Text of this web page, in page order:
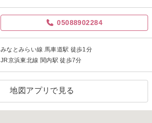
05088902284
みなとみらい線 馬車道駅 徒歩1分
JR京浜東北線 関内駅 徒歩7分
地図アプリで見る